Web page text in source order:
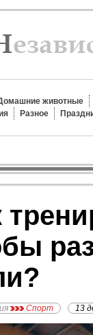
животные
Разное
Спорт 13